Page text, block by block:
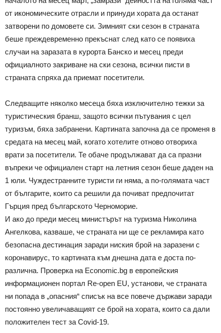
от икономическите отрасли и принуди хората да останат
затворени по домовете си. Зимният ски сезон в страната
беше преждевременно прекъснат след като се появиха
случаи на заразата в курорта Банско и месец преди
официалното закриване на ски сезона, всички писти в
страната спряха да приемат посетители.
Следващите няколко месеца бяха изключително тежки за
туристическия бранш, защото всички пътувания с цел
туризъм, бяха забранени. Картината започна да се променя в
средата на месец май, когато хотелите отново отвориха
врати за посетители. Те обаче продължават да са празни
въпреки че официален старт на летния сезон беше даден на
1 юли. Чуждестранните туристи ги няма, а по-голямата част
от българите, които са решили да почиват предпочитат
Гърция пред българското Черноморие.
И ако до преди месец министърът на туризма Николина
Ангелкова, казваше, че страната ни ще се рекламира като
безопасна дестинация заради ниския брой на заразени с
коронавирус, то картината към днешна дата е доста по-
различна. Проверка на Economic.bg в европейския
информационен портал Re-open EU, установи, че страната
ни попада в „опасния“ списък на все повече държави заради
постоянно увеличаващият се брой на хората, които са дали
положителен тест за Covid-19.